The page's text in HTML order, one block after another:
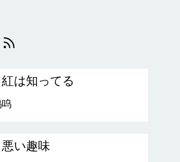
紅は知ってる
悪い趣味